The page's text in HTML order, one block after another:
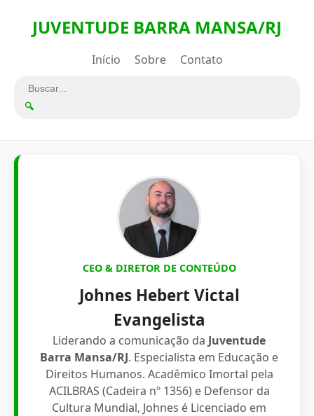
JUVENTUDE BARRA MANSA/RJ
Início Sobre Contato
🔍
CEO & DIRETOR DE CONTEÚDO
Johnes Hebert Victal
Evangelista
Liderando a comunicação da Juventude
Barra Mansa/RJ. Especialista em Educação e
Direitos Humanos. Acadêmico Imortal pela
ACILBRAS (Cadeira nº 1356) e Defensor da
Cultura Mundial, Johnes é Licenciado em